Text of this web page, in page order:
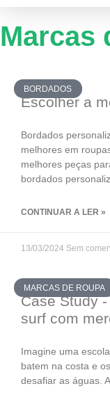
Marcas
BORDADOS
Escolher a
Bordados
melhores em
melhores peças
bordados
CONTINUAR A LER »
13/03/2024 Sem
MARCAS DE ROUPA
Case Study
surf com
Imagine uma
batem na costa e
desafiar as águas.